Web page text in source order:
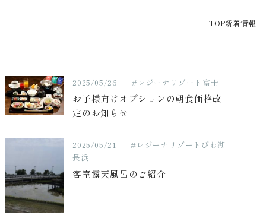
TOP新着情報
2025/05/26 #レジーナリゾート富士
お子様向けオプションの朝食価格改
定のお知らせ
2025/05/21
#レジーナリゾートびわ湖
長浜
客室露天風呂のご紹介